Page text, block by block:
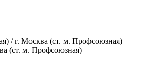
/ г. Москва (ст. м. Профсоюзная)
(ст. м. Профсоюзная)